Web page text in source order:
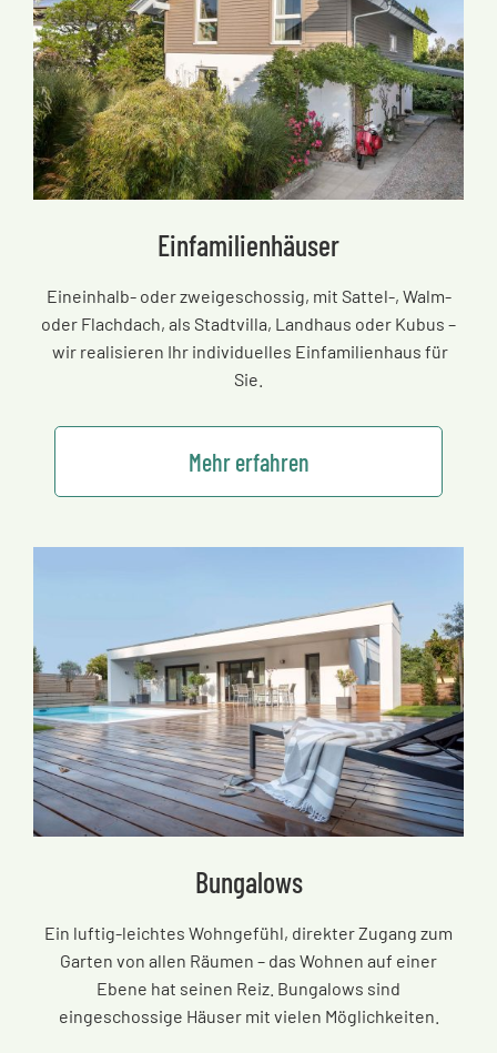
Einfamilienhäuser
Eineinhalb- oder zweigeschossig, mit Sattel-, Walm-
oder Flachdach, als Stadtvilla, Landhaus oder Kubus –
wir realisieren Ihr individuelles Einfamilienhaus für
Sie.
Mehr erfahren
Bungalows
Ein luftig-leichtes Wohngefühl, direkter Zugang zum
Garten von allen Räumen – das Wohnen auf einer
Ebene hat seinen Reiz. Bungalows sind
eingeschossige Häuser mit vielen Möglichkeiten.